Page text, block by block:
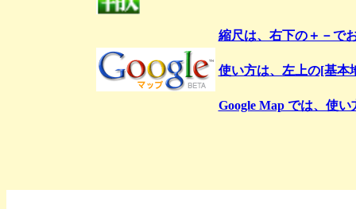
縮尺は、右下の＋－で
使い方は、左上の[基
Google Map では、使